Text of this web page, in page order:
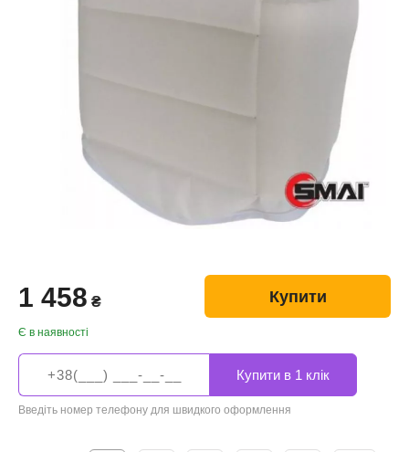
1 458 ₴
Є в наявності
Купити
Введіть номер телефону для швидкого оформлення